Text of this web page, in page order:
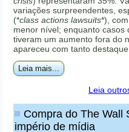
variações surpreendentes,
(*class actions lawsuits*),
menor nível; enquanto casos
tiveram um aumento fora do
apareceu com tanto
Leia mais...
Leia
Compra do The Wall
império de mídia